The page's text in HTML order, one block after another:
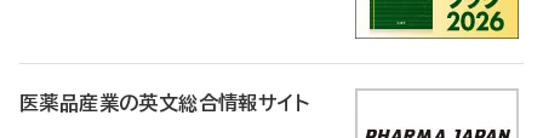
医薬品産業の英文総合情報サイト